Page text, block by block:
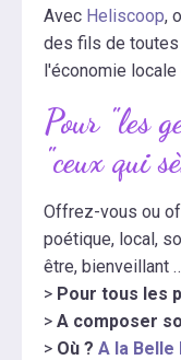
Avec Heliscoop,
des fils de
l'économie
Pour "les
"ceux qui
Offrez-vous ou
poétique, local,
être, bienveillant
> Pour tous les
> A composer
> Où ? A la Belle